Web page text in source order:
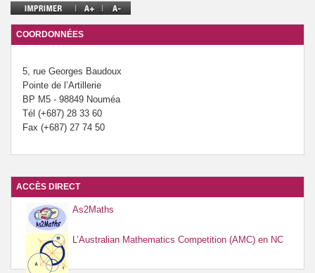
Maître Auxiliaire
Prévention de l’innumérisme
Se former
COORDONNÉES
5, rue Georges Baudoux
Pointe de l’Artillerie
BP M5 - 98849 Nouméa
Tél (+687) 28 33 60
Fax (+687) 27 74 50
ACCÈS DIRECT
As2Maths
L’Australian Mathematics Competition (AMC) en NC